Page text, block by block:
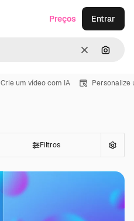
Limpar
Preços Entrar
Crie um vídeo com IA Personalize
Filtros